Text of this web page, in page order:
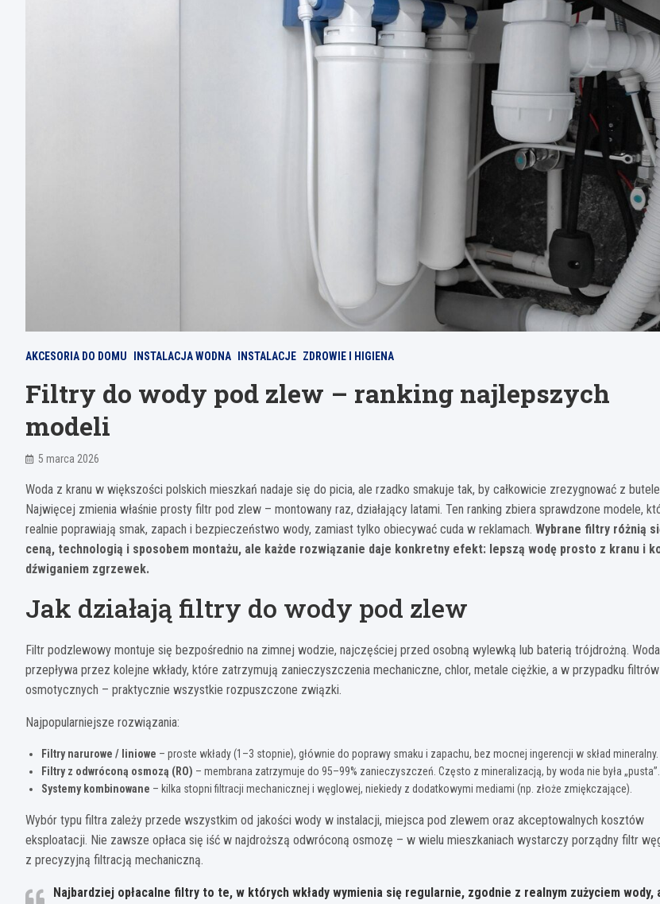
AKCESORIA DO DOMU INSTALACJA WODNA INSTALACJE ZDROWIE I HIGIENA
Filtry do wody pod zlew – ranking najlepszych
modeli
5 marca 2026
Woda z kranu w większości polskich mieszkań nadaje się do picia, ale rzadko smakuje tak, by całkowicie zrezygnować z
Najwięcej zmienia właśnie prosty filtr pod zlew – montowany raz, działający latami. Ten ranking zbiera sprawdzone modele,
realnie poprawiają smak, zapach i bezpieczeństwo wody, zamiast tylko obiecywać cuda w reklamach. Wybrane filtry różnią
ceną, technologią i sposobem montażu, ale każde rozwiązanie daje konkretny efekt: lepszą wodę prosto z kranu i
dźwiganiem zgrzewek.
Jak działają filtry do wody pod zlew
Filtr podzlewowy montuje się bezpośrednio na zimnej wodzie, najczęściej przed osobną wylewką lub baterią trójdrożną. Woda
przepływa przez kolejne wkłady, które zatrzymują zanieczyszczenia mechaniczne, chlor, metale ciężkie, a w przypadku filtrów
osmotycznych – praktycznie wszystkie rozpuszczone związki.
Najpopularniejsze rozwiązania:
Filtry narurowe / liniowe – proste wkłady (1–3 stopnie), głównie do poprawy smaku i zapachu, bez mocnej ingerencji w skład mineralny.
Filtry z odwróconą osmozą (RO) – membrana zatrzymuje do 95–99% zanieczyszczeń. Często z mineralizacją, by woda nie była „pusta”.
Systemy kombinowane – kilka stopni filtracji mechanicznej i węglowej, niekiedy z dodatkowymi mediami (np. złoże zmiękczające).
Wybór typu filtra zależy przede wszystkim od jakości wody w instalacji, miejsca pod zlewem oraz akceptowalnych kosztów
eksploatacji. Nie zawsze opłaca się iść w najdroższą odwróconą osmozę – w wielu mieszkaniach wystarczy porządny filtr
z precyzyjną filtracją mechaniczną.
Najbardziej opłacalne filtry to te, w których wkłady wymienia się regularnie, zgodnie z realnym zużyciem wody,